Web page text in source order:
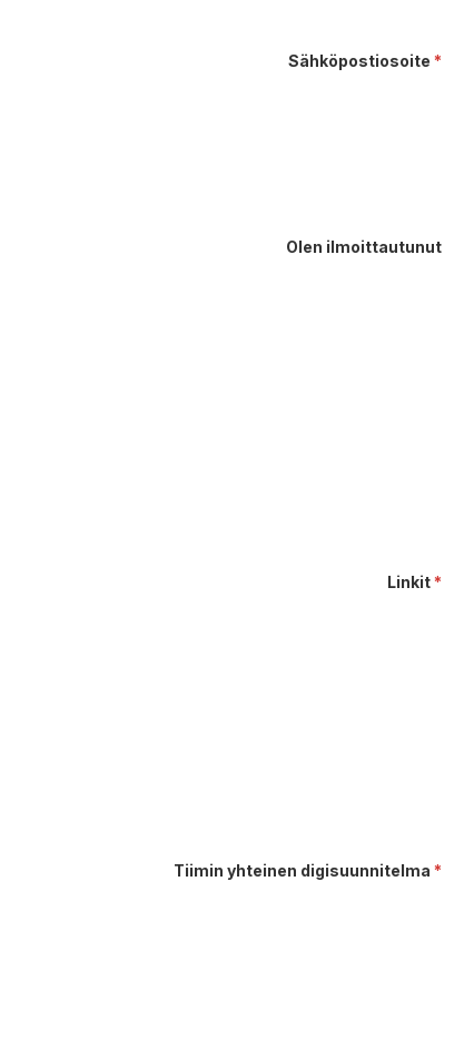
Sähköpostiosoite *
Olen ilmoittautunut
Linkit *
Tiimin yhteinen digisuunnitelma *